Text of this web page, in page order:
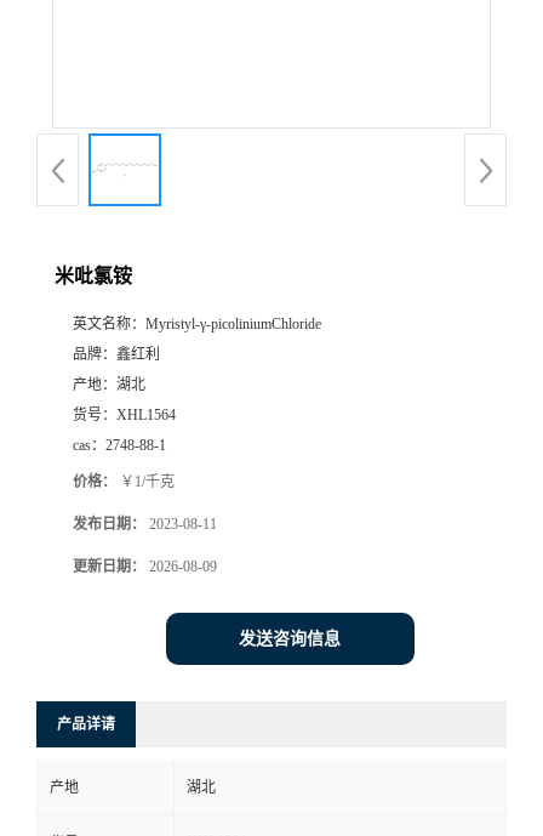
米吡氯铵
英文名称： Myristyl-γ-picoliniumChloride
品牌： 鑫红利
产地： 湖北
货号： XHL1564
cas： 2748-88-1
价格： ￥1/千克
发布日期： 2023-08-11
更新日期： 2026-08-09
发送咨询信息
产品详请
产地 湖北